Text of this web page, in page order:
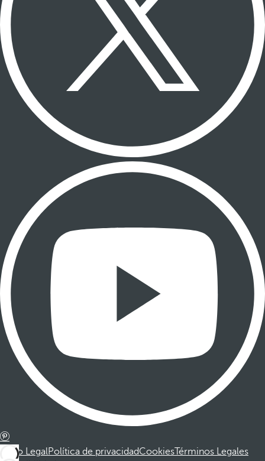
Aviso LegalPolítica de privacidadCookiesTérminos Legales